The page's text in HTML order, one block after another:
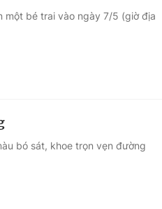
một bé trai vào ngày 7/5 (giờ địa
bó sát, khoe trọn vẹn đường